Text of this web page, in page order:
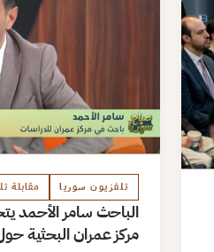
تلفزيون سوريا مقابلة
الباحث سامر الأحمد
مركز عمران البحثية